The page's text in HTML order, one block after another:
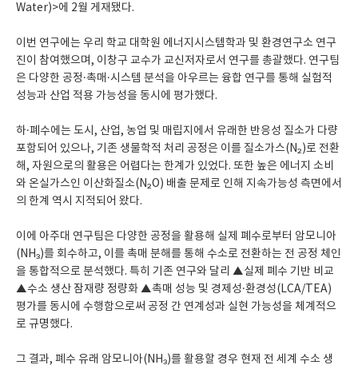
Water)>에 2월 게재됐다.
이번 연구에는 우리 학교 대학원 에너지시스템학과 및 환경연구소 연구
진이 참여했으며, 이창구 교수가 교신저자로서 연구를 총괄했다. 연구팀
은 다양한 공정·촉매·시스템 분석을 아우르는 융합 연구를 통해 실험적
성능과 산업 적용 가능성을 동시에 평가했다.
하·폐수에는 도시, 산업, 농업 및 매립지에서 유래한 반응성 질소가 다량
포함되어 있으나, 기존 생물학적 처리 공정은 이를 질소가스(N₂)로 전환
해, 자원으로의 활용은 어렵다는 한계가 있었다. 또한 높은 에너지 소비
와 온실가스인 이산화질소(N₂O) 배출 문제로 인해 지속가능성 측면에서
의 한계 역시 지적되어 왔다.
이에 아주대 연구팀은 다양한 공정을 활용해 실제 폐수로부터 암모니아
(NH₃)를 회수하고, 이를 촉매 분해를 통해 수소로 전환하는 전 공정 체인
을 통합적으로 분석했다. 특히 기존 연구와 달리 ▲실제 폐수 기반 비교
▲수소 생산 잠재량 정량화 ▲촉매 성능 및 경제성·환경성(LCA/TEA)
평가를 동시에 수행함으로써 공정 간 연계성과 실현 가능성을 체계적으
로 규명했다.
그 결과, 폐수 유래 암모니아(NH₃)를 활용할 경우 현재 전 세계 수소 생